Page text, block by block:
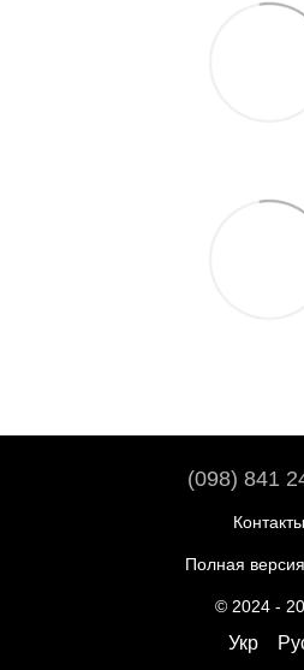
(098) 841
Контакты
Полная
© 2024 -
Укр